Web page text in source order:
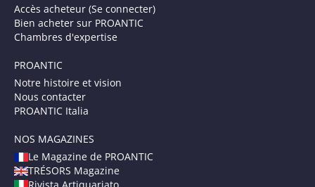
Accès acheteur (Se connecter)
Bien acheter sur PROANTIC
Chambres d'expertise
PROANTIC
Notre histoire et vision
Nous contacter
PROANTIC Italia
NOS MAGAZINES
Le Magazine de PROANTIC
TRÉSORS Magazine